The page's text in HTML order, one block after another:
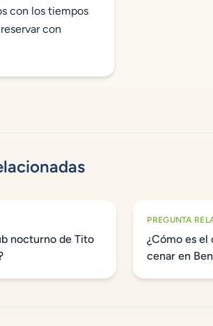
con los tiempos
con
nocturno de Tito
PREGUNTA
¿Cómo es
cenar en